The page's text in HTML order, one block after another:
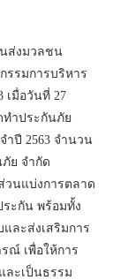
ส่งมวลชน
รรมการบริหาร
เมื่อวันที่ 27
ทำประกันภัย
ำปี 2563 จำนวน
ย จำกัด
นแบ่งการตลาด
ระกัน พร้อมทั้ง
ละส่งเสริมการ
ณ์ เพื่อให้การ
ละเป็นธรรม